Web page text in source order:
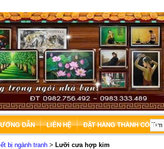
DẪN LIÊN HỆ ĐẶT HÀNG THÀNH CÔNG
bị ngành tranh > Lưỡi cưa hợp kim